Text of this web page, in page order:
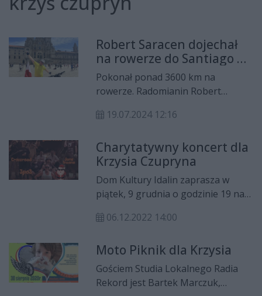
Robert Saracen dojechał
na rowerze do Santiago de
Compostela
Pokonał ponad 3600 km na
rowerze. Radomianin Robert
Compostela. Wyprawie towarzyszył
Krzysiowi Czuprynowi.
19.07.2024 12:16
Charytatywny koncert dla
Krzysia Czupryna
Dom Kultury Idalin zaprasza w
piątek, 9 grudnia o godzinie 19 na
przeznaczony jest jako pomoc dla
koncertu wystąpią dwie kapele z
Radomia: 3po3 i JANE INSANE, a z
Buska-Zdroju przybędzie grupa
CROSSROAD. Wejściówki w cenie 20
06.12.2022 14:00
Moto Piknik dla Krzysia
Gościem Studia Lokalnego Radia
Rekord jest Bartek Marczuk,